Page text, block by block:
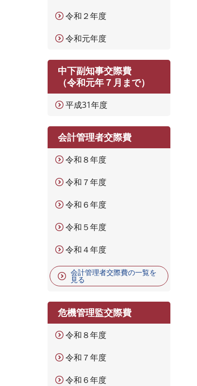
令和２年度
令和元年度
中下副知事交際費
（令和元年７月まで）
平成31年度
会計管理者交際費
令和８年度
令和７年度
令和６年度
令和５年度
令和４年度
会計管理者交際費の一覧を
見る
危機管理監交際費
令和８年度
令和７年度
令和６年度